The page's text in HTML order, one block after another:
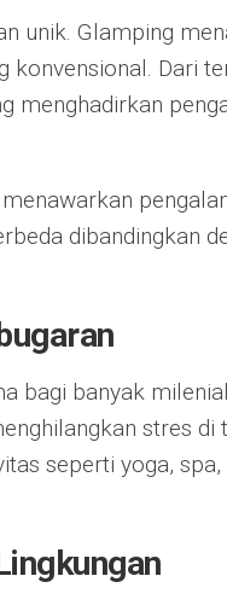
unik. Glamping
Dari
menghadirkan
dibandingkan
bagi banyak
stres di
seperti yoga,